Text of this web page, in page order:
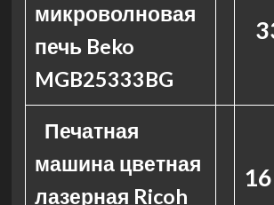
микроволновая
печь Beko
MGB25333BG
Печатная
машина цветная
лазерная Ricoh